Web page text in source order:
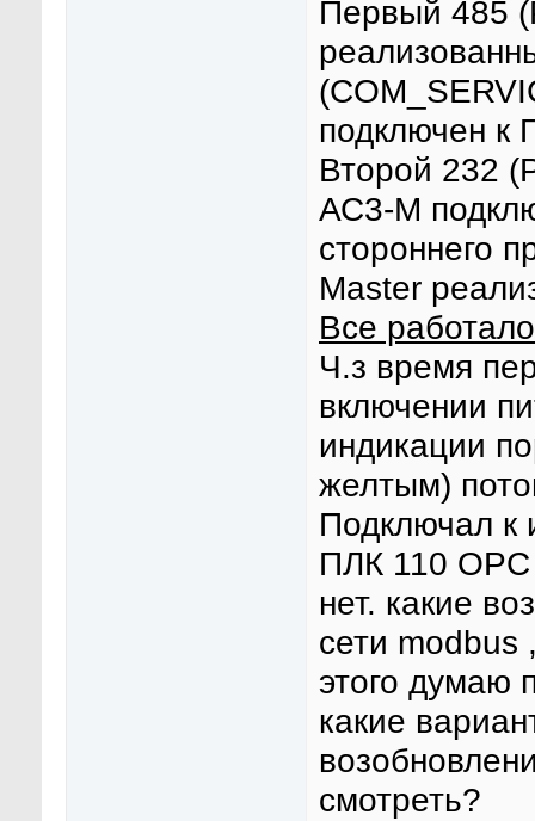
Первый 485
подключен к
Второй 232
АС3-М
стороннего
Master
Все работало
Ч.з время
включении
индикации
желтым)
Подключал к
ПЛК 110
нет. какие
сети modbus
этого думаю
какие
смотреть?